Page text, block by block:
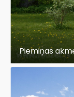
Piemiņas